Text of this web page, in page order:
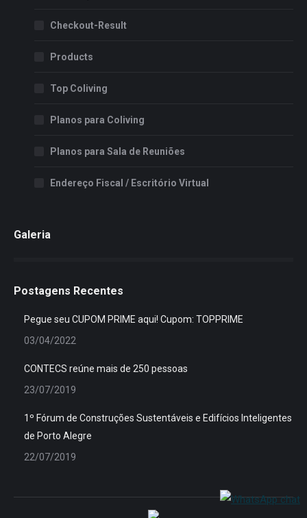
Checkout-Result
Products
Top Coliving
Planos para Coliving
Planos para Sala de Reuniões
Endereço Fiscal / Escritório Virtual
Galeria
Postagens Recentes
Pegue seu CUPOM PRIME aqui! Cupom: TOPPRIME
03/04/2022
CONTECS reúne mais de 250 pessoas
23/07/2019
1º Fórum de Construções Sustentáveis e Edifícios Inteligentes
de Porto Alegre
22/07/2019